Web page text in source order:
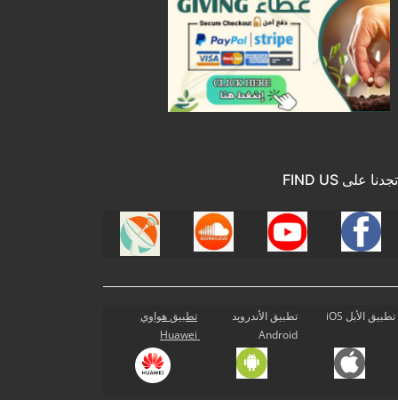
تجدنا على FIND US
تطبيق الأبل iOS
تطبيق الأندرويد
Android
تطبيق هواوي